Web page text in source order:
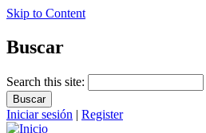
Skip to Content
Buscar
Search this site:
Iniciar sesión | Register